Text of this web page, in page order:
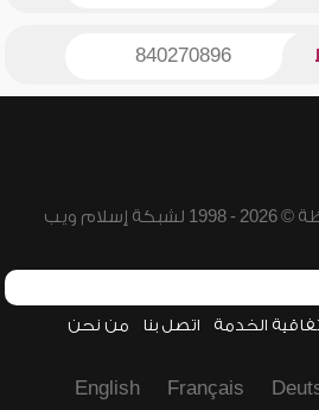
840270896
ويب
الخدمة اتصل بنا من نحن
Français
English